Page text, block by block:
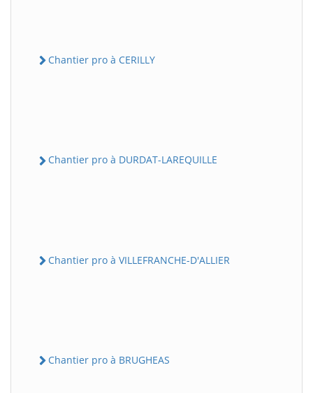
Chantier pro à CERILLY
Chantier pro à DURDAT-LAREQUILLE
Chantier pro à VILLEFRANCHE-D'ALLIER
Chantier pro à BRUGHEAS